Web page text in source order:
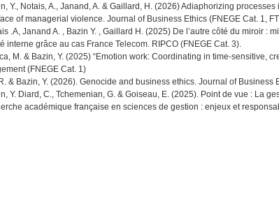
Y., Notais, A., Janand, A. & Gaillard, H. (2026) Adiaphorizing
of managerial violence. Journal of Business Ethics (FNEGE Cat. 1,
.A, Janand A. , Bazin Y. , Gaillard H. (2025) De l’autre côté du miroir :
interne grâce au cas France Telecom. RIPCO (FNEGE Cat. 3).
M. & Bazin, Y. (2025) “Emotion work: Coordinating in time-sensitive,
(FNEGE Cat. 1)
& Bazin, Y. (2026). Genocide and business ethics. Journal of Business
Y. Diard, C., Tchemenian, G. & Goiseau, E. (2025). Point de vue : La
académique française en sciences de gestion : enjeux et